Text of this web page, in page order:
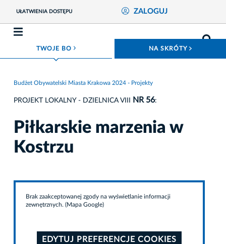
UŁATWIENIA DOSTĘPU ZALOGUJ
TWOJE BO ROZWIŃ MENU NA SKRÓTY
Budżet Obywatelski Miasta Krakowa 2024 - Projekty
PROJEKT LOKALNY - DZIELNICA VIII NR 56:
Piłkarskie marzenia w
Kostrzu
Brak zaakceptowanej zgody na wyświetlanie informacji
zewnętrznych. (Mapa Google)
EDYTUJ PREFERENCJE COOKIES